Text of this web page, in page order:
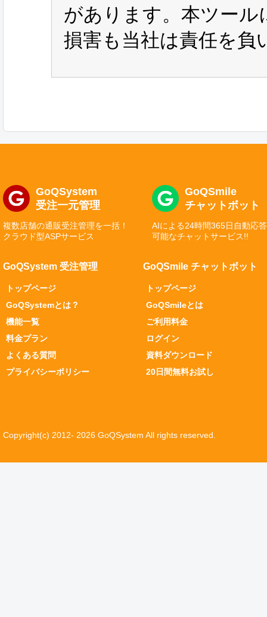
があります。本ツー
損害も当社は責任を負
GoQSystem
受注一元管理
複数店舗の通販受注管理を一括！
クラウド型ASPサービス
GoQSmile
チャットボット
AIによる24時間365日自動応
可能なチャットサービス!!
GoQSystem 受注管理
トップページ
GoQSystemとは？
機能一覧
料金プラン
よくある質問
プライバシーポリシー
GoQSmile チャットボット
トップページ
GoQSmileとは
ご利用料金
ログイン
資料ダウンロード
20日間無料お試し
Copyright(c) 2012- 2026 GoQSystem All rights reserved.